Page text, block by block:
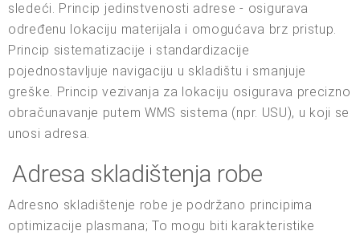
sledeći. Princip jedinstvenosti adrese - osigurava
određenu lokaciju materijala i omogućava brz pristup.
Princip sistematizacije i standardizacije
pojednostavljuje navigaciju u skladištu i smanjuje
greške. Princip vezivanja za lokaciju osigurava precizno
obračunavanje putem WMS sistema (npr. USU), u koji se
unosi adresa.
Adresa skladištenja robe
Adresno skladištenje robe je podržano principima
optimizacije plasmana; To mogu biti karakteristike